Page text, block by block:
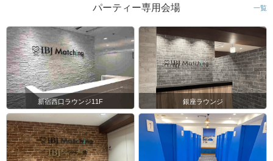
パーティー専用会場 一覧
新宿西口ラウンジ11F 銀座ラウンジ